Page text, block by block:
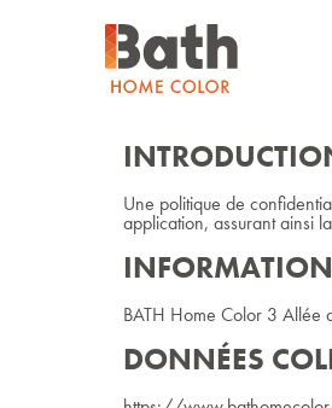
Une politique de
application, assurant ainsi
BATH Home Color 3
DONNÉES